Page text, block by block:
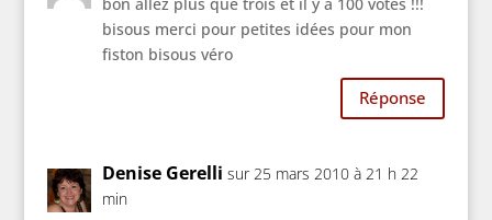
bisous merci pour petites idées pour mon
fiston bisous véro
Réponse
Denise Gerelli sur 25 mars 2010 à 21 h 22
min